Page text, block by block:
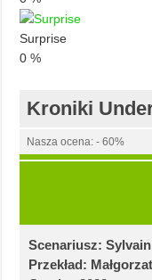
Surprise
0 %
Kroniki
Nasza ocena: - 60%
Scenariusz:
Przekład: